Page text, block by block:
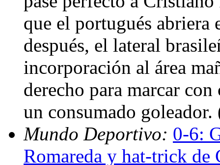
que el portugués
después, el lateral
incorporación al área
derecho para marcar
un consumado
Mundo Deportivo: 0-6:
Romareda y hat-trick